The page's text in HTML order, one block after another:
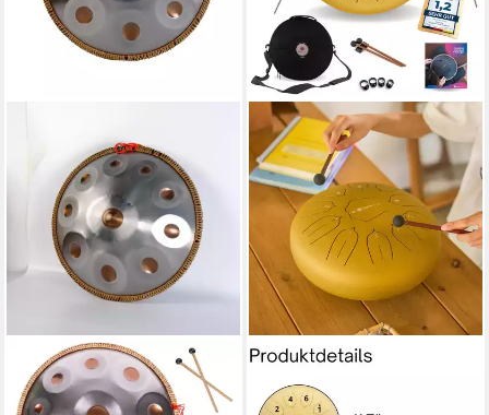
FINE LIFE PRO
Handtrommel Handpan-
SONODRUM
Steel Tongue Drum C - Dur,